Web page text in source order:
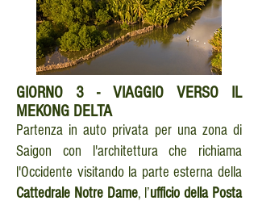
GIORNO 3 - VIAGGIO VERSO IL
MEKONG DELTA
Partenza in auto privata per una zona di
Saigon con l'architettura che richiama
l'Occidente visitando la parte esterna della
Cattedrale Notre Dame, l’ufficio della Posta